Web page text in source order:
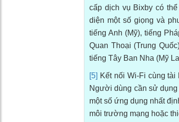
cấp dịch vụ Bixby có
diện một số giọng và
tiếng Anh (Mỹ), tiếng
Quan Thoại (Trung
tiếng Tây Ban Nha (Mỹ
[5]
Kết nối Wi-Fi cùng tài
Người dùng cần sử dụng
một số ứng dụng nhất
môi trường mạng hoặc